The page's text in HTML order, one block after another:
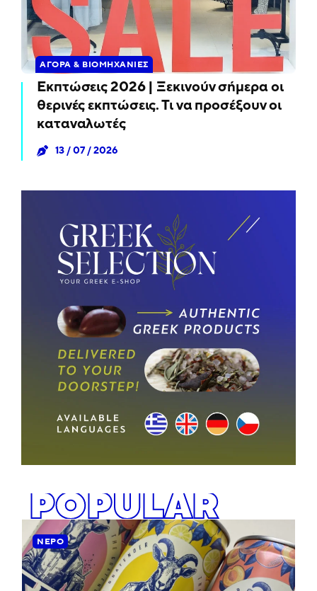
ΑΓΟΡΆ & ΒΙΟΜΗΧΑΝΊΕΣ
Εκπτώσεις 2026 | Ξεκινούν σήμερα οι
θερινές εκπτώσεις. Τι να προσέξουν οι
καταναλωτές
13 / 07 / 2026
POPULAR
ΝΕΡΌ